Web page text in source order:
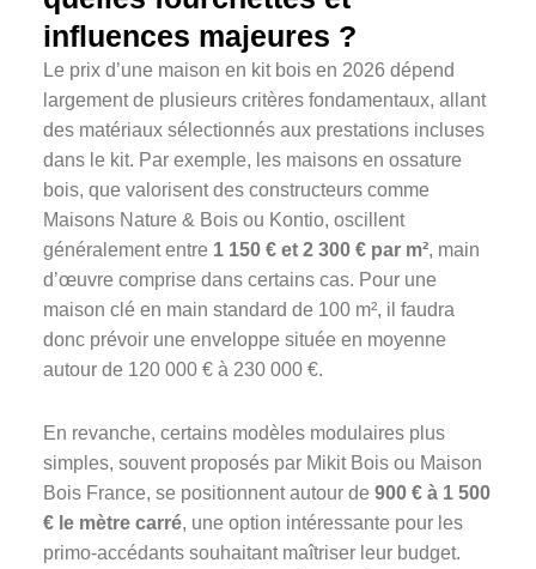
influences majeures ?
Le prix d’une maison en kit bois en 2026 dépend
largement de plusieurs critères fondamentaux, allant
des matériaux sélectionnés aux prestations incluses
dans le kit. Par exemple, les maisons en ossature
bois, que valorisent des constructeurs comme
Maisons Nature & Bois ou Kontio, oscillent
généralement entre 1 150 € et 2 300 € par m², main
d’œuvre comprise dans certains cas. Pour une
maison clé en main standard de 100 m², il faudra
donc prévoir une enveloppe située en moyenne
autour de 120 000 € à 230 000 €.
En revanche, certains modèles modulaires plus
simples, souvent proposés par Mikit Bois ou Maison
Bois France, se positionnent autour de 900 € à 1 500
€ le mètre carré, une option intéressante pour les
primo-accédants souhaitant maîtriser leur budget.